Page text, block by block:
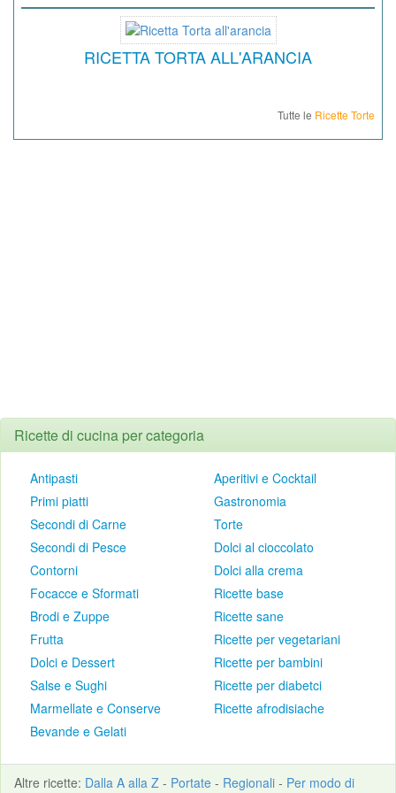
RICETTA TORTA ALL'ARANCIA
Tutte le Ricette Torte
Ricette di cucina per categoria
Antipasti
Primi piatti
Secondi di Carne
Secondi di Pesce
Contorni
Focacce e Sformati
Brodi e Zuppe
Frutta
Dolci e Dessert
Salse e Sughi
Marmellate e Conserve
Bevande e Gelati
Aperitivi e Cocktail
Gastronomia
Torte
Dolci al cioccolato
Dolci alla crema
Ricette base
Ricette sane
Ricette per vegetariani
Ricette per bambini
Ricette per diabetci
Ricette afrodisiache
Altre ricette: Dalla A alla Z - Portate - Regionali - Per modo di